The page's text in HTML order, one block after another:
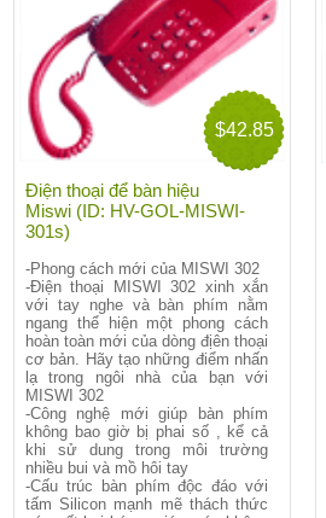
$42.85
Điện thoại để bàn hiệu
Miswi (ID: HV-GOL-MISWI-
301s)
-Phong cách mới của MISWI 302
-Điện thoại MISWI 302 xinh xắn
với tay nghe và bàn phím nằm
ngang thể hiện một phong cách
hoàn toàn mới của dòng địên thoại
cơ bản. Hãy tạo những điểm nhấn
lạ trong ngôi nhà của bạn với
MISWI 302
-Công nghệ mới giúp bàn phím
không bao giờ bị phai số , kể cả
khi sử dung trong môi trường
nhiều bui và mồ hôi tay
-Cấu trúc bàn phím độc đáo với
tấm Silicon mạnh mẽ thách thức